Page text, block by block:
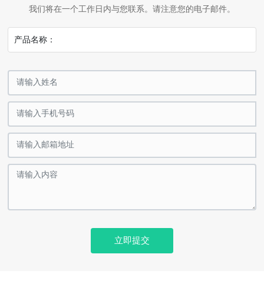
我们将在一个工作日内与您联系。请注意您的电子邮件。
产品名称：
立即提交